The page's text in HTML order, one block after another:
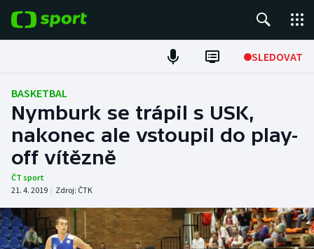
SLEDOVAT
Fotbal
Hokej
Tenis
Atletika
Cyklistika
BASKETBAL
Nymburk se trápil s USK,
nakonec ale vstoupil do play-
off vítězně
ČT sport
21. 4. 2019 | Zdroj: ČTK